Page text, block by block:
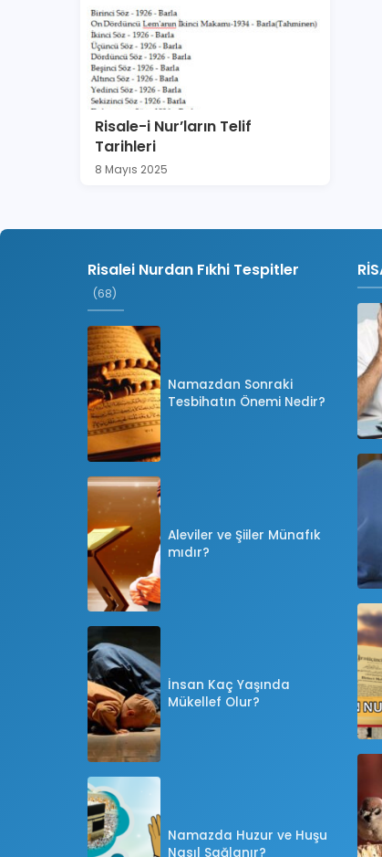
Risale-i Nur’ların Telif
Tarihleri
8 Mayıs 2025
Risalei Nurdan Fıkhi Tespitler
(68)
Namazdan Sonraki
Tesbihatın Önemi Nedir?
Aleviler ve Şiiler Münafık
mıdır?
İnsan Kaç Yaşında
Mükellef Olur?
Namazda Huzur ve Huşu
Nasıl Sağlanır?